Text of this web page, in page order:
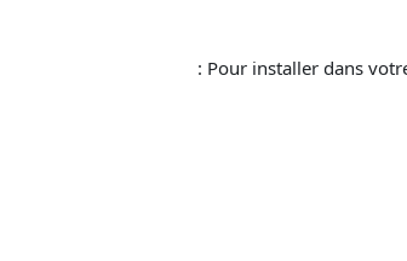
Pour installer dans